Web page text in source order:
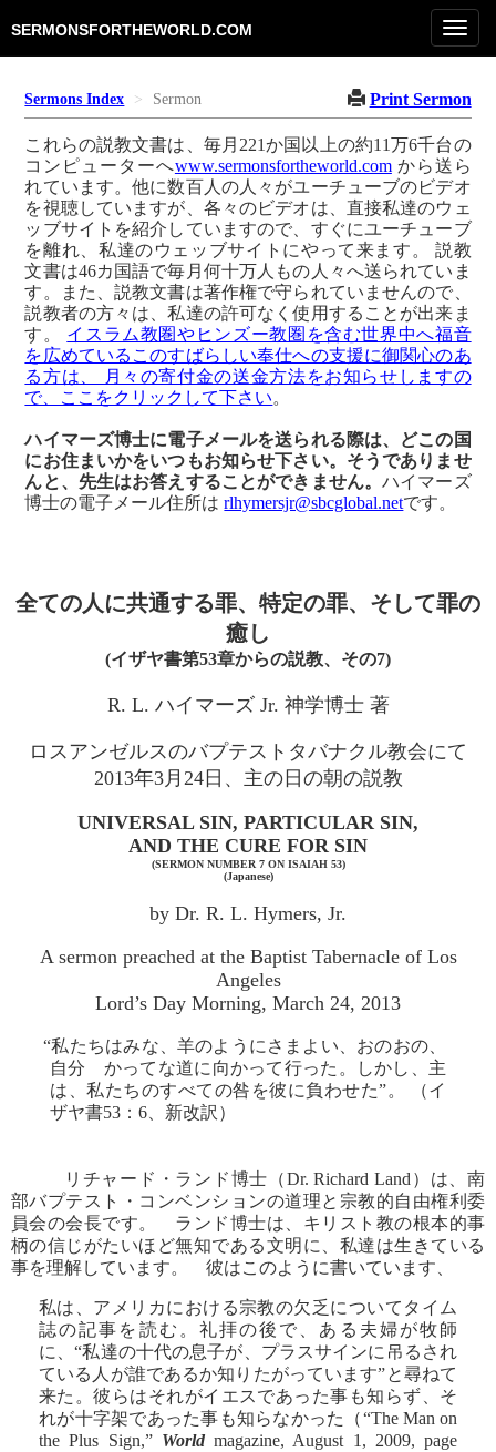
SERMONSFORTHEWORLD.COM
Sermons Index Sermon Print Sermon
これらの説教文書は、毎月221か国以上の約11万6千台の
コンピューターへwww.sermonsfortheworld.comから送ら
れています。他に数百人の人々がユーチューブのビデオ
を視聴していますが、各々のビデオは、直接私達のウェ
ッブサイトを紹介していますので、すぐにユーチューブ
を離れ、私達のウェッブサイトにやって来ます。 説教
文書は46カ国語で毎月何十万人もの人々へ送られていま
す。また、説教文書は著作権で守られていませんので、
説教者の方々は、私達の許可なく使用することが出来ま
す。 イスラム教圏やヒンズー教圏を含む世界中へ福音
を広めているこのすばらしい奉仕への支援に御関心のあ
る方は、 月々の寄付金の送金方法をお知らせしますの
で、ここをクリックして下さい。
ハイマーズ博士に電子メールを送られる際は、どこの国
にお住まいかをいつもお知らせ下さい。そうでありませ
んと、先生はお答えすることができません。ハイマーズ
博士の電子メール住所はrlhymersjr@sbcglobal.netです。
全ての人に共通する罪、特定の罪、そして罪の
癒し
(イザヤ書第53章からの説教、その7)
R. L. ハイマーズ Jr. 神学博士 著
ロスアンゼルスのバプテストタバナクル教会にて
2013年3月24日、主の日の朝の説教
UNIVERSAL SIN, PARTICULAR SIN,
AND THE CURE FOR SIN
(SERMON NUMBER 7 ON ISAIAH 53)
(Japanese)
by Dr. R. L. Hymers, Jr.
A sermon preached at the Baptist Tabernacle of Los
Angeles
Lord’s Day Morning, March 24, 2013
“私たちはみな、羊のようにさまよい、おのおの、
自分 かってな道に向かって行った。しかし、主
は、私たちのすべての咎を彼に負わせた”。 （イ
ザヤ書53：6、新改訳）
リチャード・ランド博士（Dr. Richard Land）は、南
部バプテスト・コンベンションの道理と宗教的自由権利委
員会の会長です。 ランド博士は、キリスト教の根本的事
柄の信じがたいほど無知である文明に、私達は生きている
事を理解しています。 彼はこのように書いています、
私は、アメリカにおける宗教の欠乏についてタイム
誌の記事を読む。礼拝の後で、ある夫婦が牧師
に、“私達の十代の息子が、プラスサインに吊るされ
ている人が誰であるか知りたがっています”と尋ねて
来た。彼らはそれがイエスであった事も知らず、そ
れが十字架であった事も知らなかった（“The Man on
the Plus Sign,” Worldmagazine, August 1, 2009, page